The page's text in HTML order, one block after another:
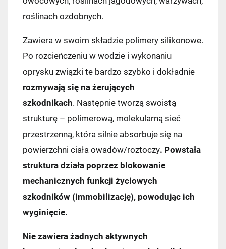
roślinach ozdobnych.
Zawiera w swoim składzie polimery silikonowe.
Po rozcieńczeniu w wodzie i wykonaniu
oprysku związki te bardzo szybko i dokładnie
rozmywają się na żerujących
szkodnikach. Następnie tworzą swoistą
strukturę – polimerową, molekularną sieć
przestrzenną, która silnie absorbuje się na
powierzchni ciała owadów/roztoczy. Powstała
struktura działa poprzez blokowanie
mechanicznych funkcji życiowych
szkodników (immobilizację), powodując ich
wyginięcie.
Nie zawiera żadnych aktywnych